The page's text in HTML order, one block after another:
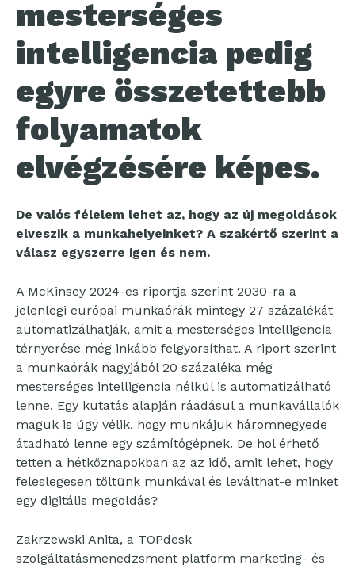
mesterséges
intelligencia pedig
egyre összetettebb
folyamatok
elvégzésére képes.
De valós félelem lehet az, hogy az új megoldások
elveszik a munkahelyeinket? A szakértő szerint a
válasz egyszerre igen és nem.
A McKinsey 2024-es riportja szerint 2030-ra a
jelenlegi európai munkaórák mintegy 27 százalékát
automatizálhatják, amit a mesterséges intelligencia
térnyerése még inkább felgyorsíthat. A riport szerint
a munkaórák nagyjából 20 százaléka még
mesterséges intelligencia nélkül is automatizálható
lenne. Egy kutatás alapján ráadásul a munkavállalók
maguk is úgy vélik, hogy munkájuk háromnegyede
átadható lenne egy számítógépnek. De hol érhető
tetten a hétköznapokban az az idő, amit lehet, hogy
feleslegesen töltünk munkával és leválthat-e minket
egy digitális megoldás?
Zakrzewski Anita, a TOPdesk
szolgáltatásmenedzsment platform marketing- és